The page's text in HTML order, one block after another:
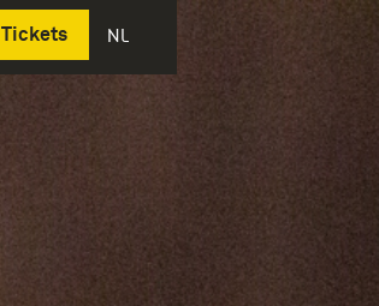
Tickets NL
Deutsch